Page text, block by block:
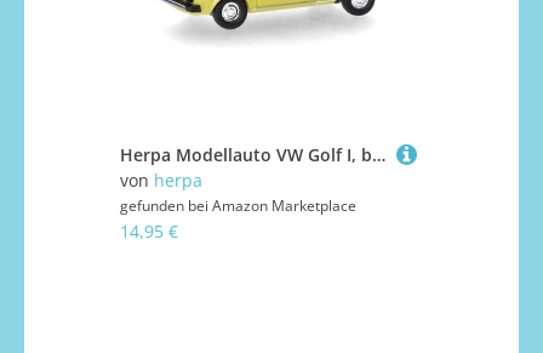
Herpa Modellauto VW Golf I, brillantgelb (Spur TT) Miniatur im Maßstab 1:120, Sammlerstück, Made in Germany, Modell aus Kunststoff
von herpa
gefunden bei Amazon Marketplace
14,95 €